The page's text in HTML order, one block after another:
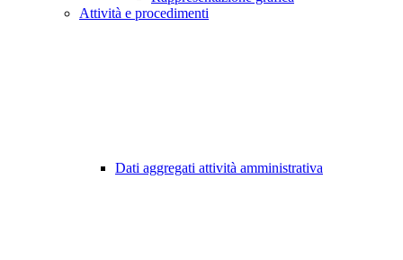
Attività e procedimenti
Dati aggregati attività amministrativa